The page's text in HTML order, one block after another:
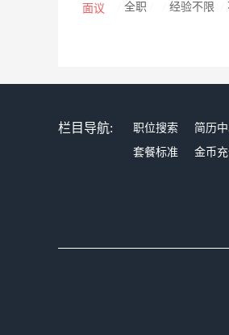
面议 全职 经验不限
栏目导航: 职位搜索 简历
套餐标准
金币